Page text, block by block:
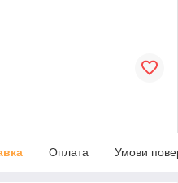
Оплата Умови